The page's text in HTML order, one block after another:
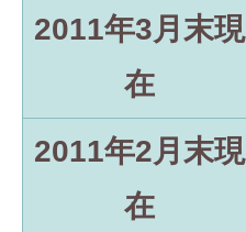
2011年3月末現
在
2011年2月末現
在